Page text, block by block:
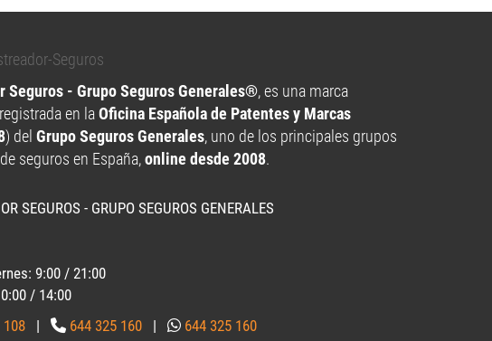
Seguros - Grupo Seguros Generales®, es una marca
en laOficina Española de Patentes y Marcas
) del Grupo Seguros Generales, uno de los principales grupos
seguros en España,online desde 2008.
SEGUROS - GRUPO SEGUROS GENERALES
9:00 / 21:00
/ 14:00
108 | 644 325 160 | 644 325 160